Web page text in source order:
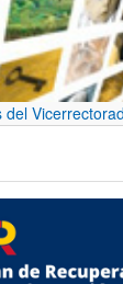
del